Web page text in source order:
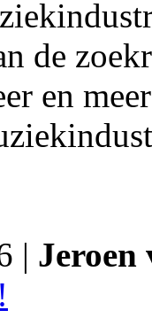
de
en
| Jeroen